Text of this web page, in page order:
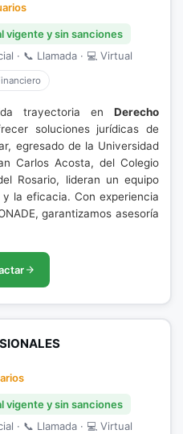
vigente y sin sanciones
· 📞 Llamada · 💻 Virtual
trayectoria en Derecho
soluciones jurídicas de
egresado de la Universidad
Carlos Acosta, del Colegio
Rosario, lideran un equipo
la eficacia. Con experiencia
garantizamos asesoría
vigente y sin sanciones
· 📞 Llamada · 💻 Virtual